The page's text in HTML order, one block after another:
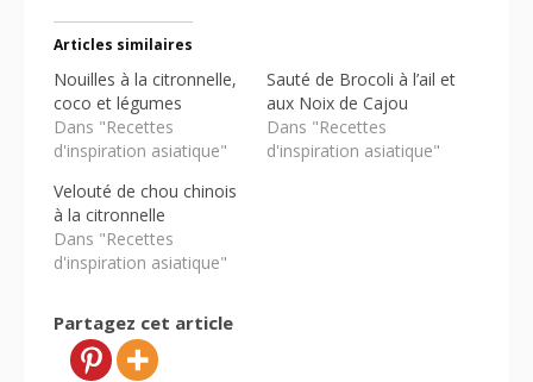
Articles similaires
Nouilles à la citronnelle,
coco et légumes
Dans "Recettes
d'inspiration asiatique"
Sauté de Brocoli à l’ail et
aux Noix de Cajou
Dans "Recettes
d'inspiration asiatique"
Velouté de chou chinois
à la citronnelle
Dans "Recettes
d'inspiration asiatique"
Partagez cet article